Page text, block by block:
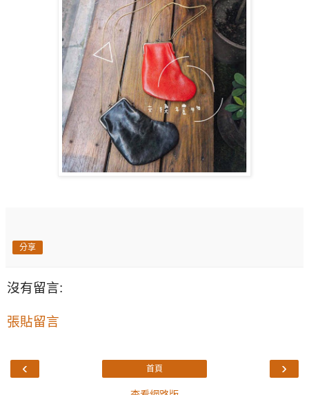
分享
沒有留言:
張貼留言
‹ ›
首頁